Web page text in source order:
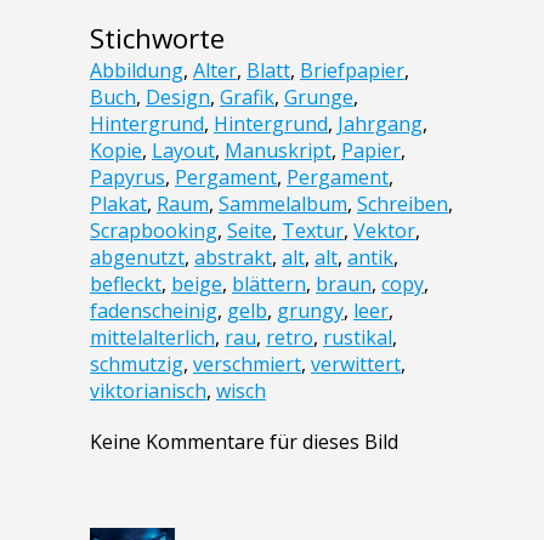
Stichworte
Abbildung, Alter, Blatt, Briefpapier,
Buch, Design, Grafik, Grunge,
Hintergrund, Hintergrund, Jahrgang,
Kopie, Layout, Manuskript, Papier,
Papyrus, Pergament, Pergament,
Plakat, Raum, Sammelalbum, Schreiben,
Scrapbooking, Seite, Textur, Vektor,
abgenutzt, abstrakt, alt, alt, antik,
befleckt, beige, blättern, braun, copy,
fadenscheinig, gelb, grungy, leer,
mittelalterlich, rau, retro, rustikal,
schmutzig, verschmiert, verwittert,
viktorianisch, wisch
Keine Kommentare für dieses Bild